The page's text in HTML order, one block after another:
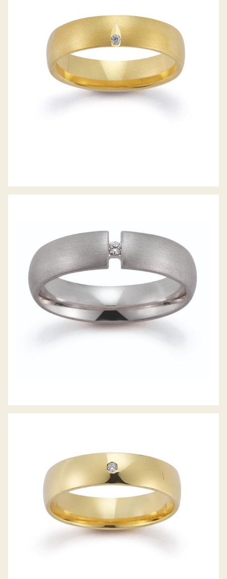
GERSTNER TRAURINGE
GERSTNER TRAURINGE
GERSTNER TRAURINGE